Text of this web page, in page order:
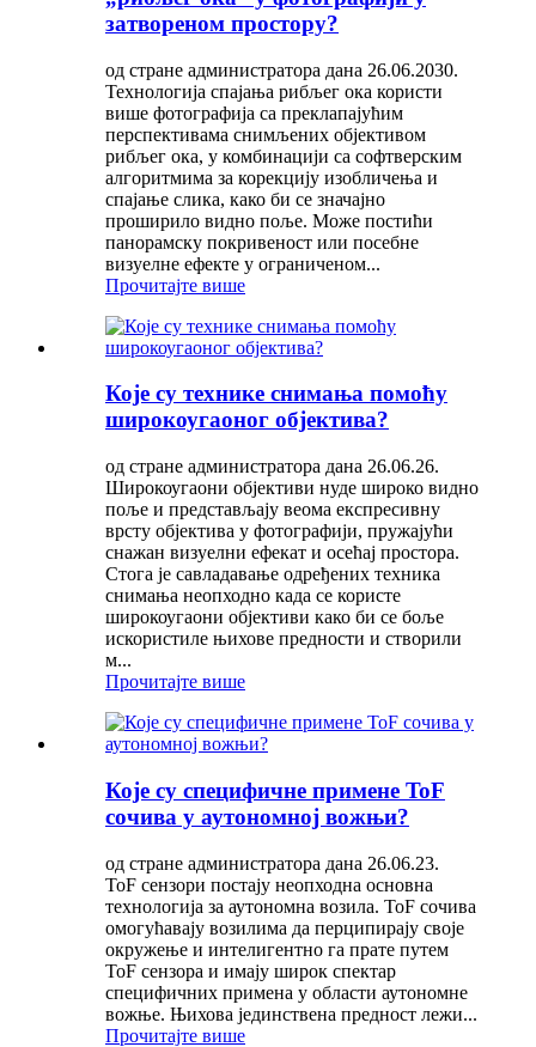
затвореном простору?
од стране администратора дана 26.06.2030.
Технологија спајања рибљег ока користи
више фотографија са преклапајућим
перспективама снимљених објективом
рибљег ока, у комбинацији са софтверским
алгоритмима за корекцију изобличења и
спајање слика, како би се значајно
проширило видно поље. Може постићи
панорамску покривеност или посебне
визуелне ефекте у ограниченом...
Прочитајте више
Које су технике снимања помоћу
широкоугаоног објектива?
од стране администратора дана 26.06.26.
Широкоугаони објективи нуде широко видно
поље и представљају веома експресивну
врсту објектива у фотографији, пружајући
снажан визуелни ефекат и осећај простора.
Стога је савладавање одређених техника
снимања неопходно када се користе
широкоугаони објективи како би се боље
искористиле њихове предности и створили
м...
Прочитајте више
Које су специфичне примене ToF
сочива у аутономној вожњи?
од стране администратора дана 26.06.23.
ToF сензори постају неопходна основна
технологија за аутономна возила. ToF сочива
омогућавају возилима да перципирају своје
окружење и интелигентно га прате путем
ToF сензора и имају широк спектар
специфичних примена у области аутономне
вожње. Њихова јединствена предност лежи...
Прочитајте више